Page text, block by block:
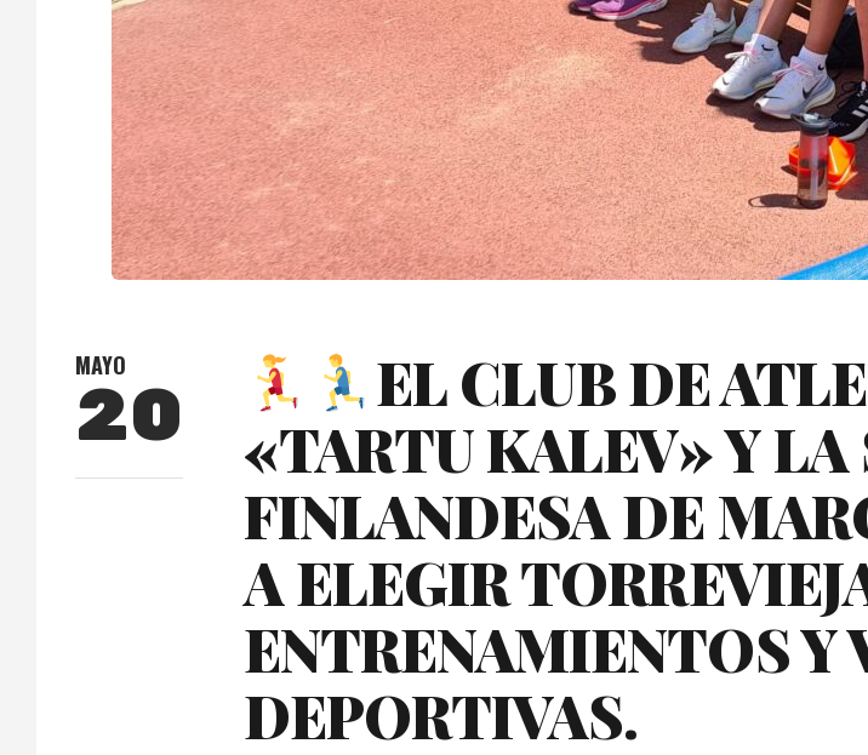
MAYO
20
EL CLUB DE
«TARTU KALEV» Y
FINLANDESA DE
A ELEGIR
ENTRENAMIENTOS Y
DEPORTIVAS.